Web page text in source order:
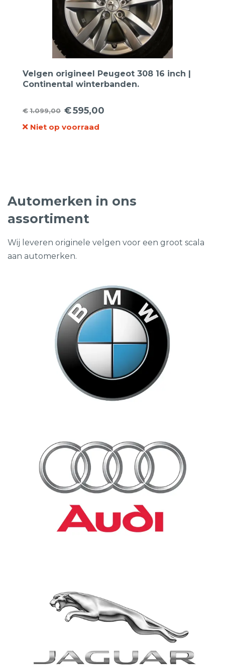
Velgen origineel Peugeot 308 16 inch |
Continental winterbanden.
€1.099,00
Oorspronkelijke
prijs
€595,00
Huidige
prijs
Niet op voorraad
Automerken in ons
assortiment
Wij leveren originele velgen voor een groot scala
aan automerken.